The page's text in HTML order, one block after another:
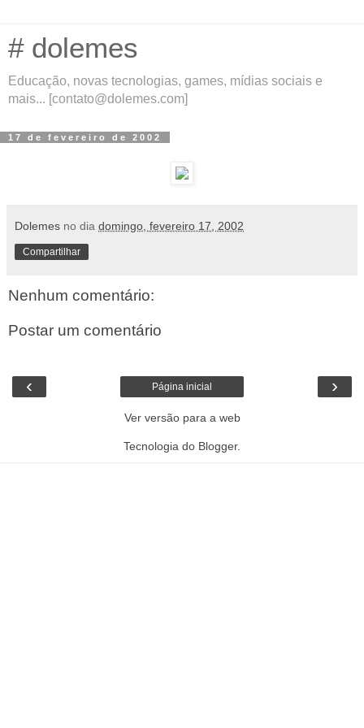
# dolemes
Educação, novas tecnologias, games, mídias sociais e
mais... [contato@dolemes.com]
17 de fevereiro de 2002
Dolemes no dia domingo, fevereiro 17, 2002
Compartilhar
Nenhum comentário:
Postar um comentário
‹ ›
Página inicial
Ver versão para a web
Tecnologia do Blogger.